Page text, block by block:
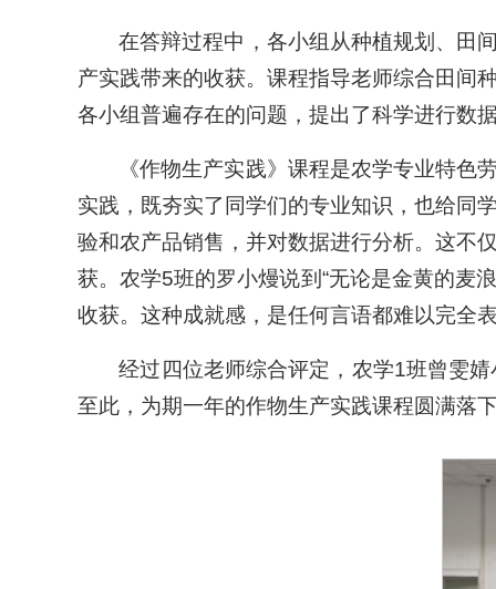
在答辩过程中，各小组从种植规划、田
产实践带来的收获。课程指导老师综合田间
各小组普遍存在的问题，提出了科学进行数
《作物生产实践》课程是农学专业特
实践，既夯实了同学们的专业知识，也给同
验和农产品销售，并对数据进行分析。这不
获。农学5班的罗小熳说到“无论是金黄的麦
收获。这种成就感，是任何言语都难以完全
经过四位老师综合评定，农学1班曾雯
至此，为期一年的作物生产实践课程圆满落